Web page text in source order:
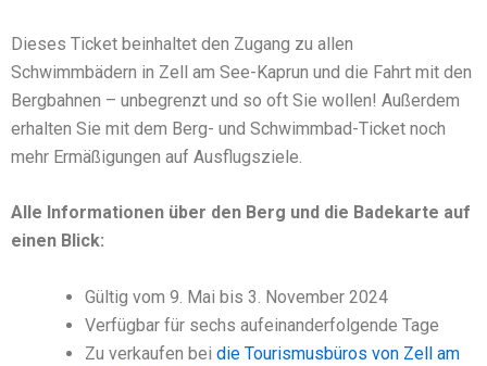
Dieses Ticket beinhaltet den Zugang zu allen
Schwimmbädern in Zell am See-Kaprun und die Fahrt mit den
Bergbahnen – unbegrenzt und so oft Sie wollen! Außerdem
erhalten Sie mit dem Berg- und Schwimmbad-Ticket noch
mehr Ermäßigungen auf Ausflugsziele.
Alle Informationen über den Berg und die Badekarte auf
einen Blick:
Gültig vom 9. Mai bis 3. November 2024
Verfügbar für sechs aufeinanderfolgende Tage
Zu verkaufen bei die Tourismusbüros von Zell am